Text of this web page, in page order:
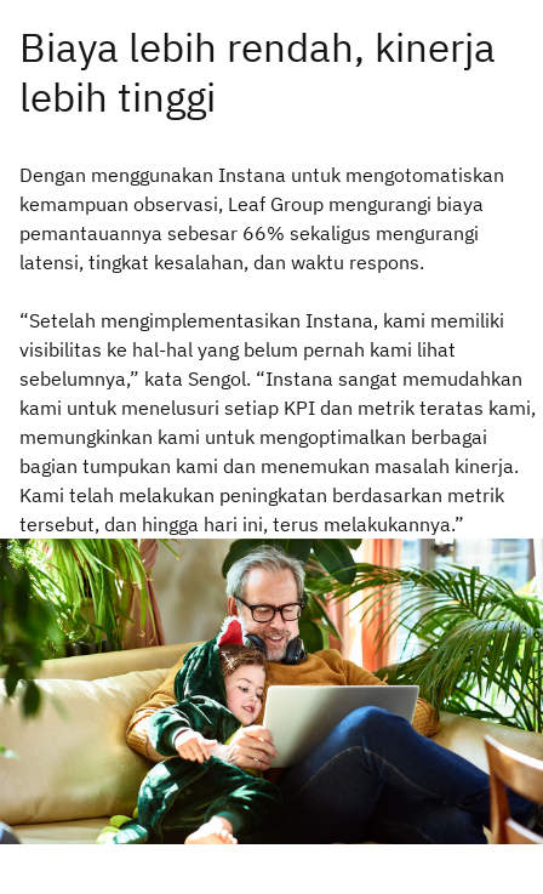
Dengan menggunakan Instana untuk mengotomatiskan
kemampuan observasi, Leaf Group mengurangi biaya
pemantauannya sebesar 66% sekaligus mengurangi
latensi, tingkat kesalahan, dan waktu respons.
“Setelah mengimplementasikan Instana, kami memiliki
visibilitas ke hal-hal yang belum pernah kami lihat
sebelumnya,” kata Sengol. “Instana sangat memudahkan
kami untuk menelusuri setiap KPI dan metrik teratas kami,
memungkinkan kami untuk mengoptimalkan berbagai
bagian tumpukan kami dan menemukan masalah kinerja.
Kami telah melakukan peningkatan berdasarkan metrik
tersebut, dan hingga hari ini, terus melakukannya.”